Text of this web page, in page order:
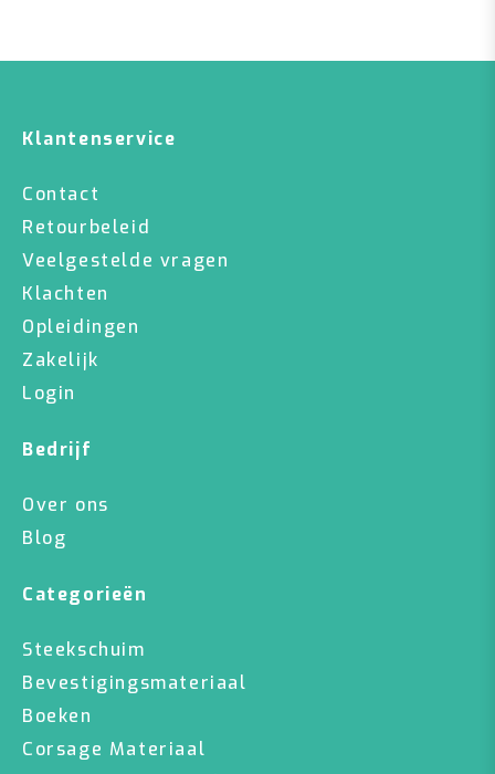
Klantenservice
Contact
Retourbeleid
Veelgestelde vragen
Klachten
Opleidingen
Zakelijk
Login
Bedrijf
Over ons
Blog
Categorieën
Steekschuim
Bevestigingsmateriaal
Boeken
Corsage Materiaal